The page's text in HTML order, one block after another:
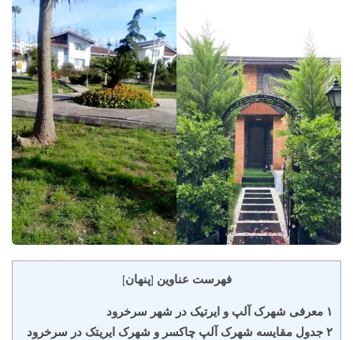
فهرست عناوین [پنهان]
۱ معرفی شهرک آلپ و ایرتیک در شهر سرخرود
۲ جدول مقایسه شهرک آلپ چاکسر و شهرک ایریتک در سرخرود